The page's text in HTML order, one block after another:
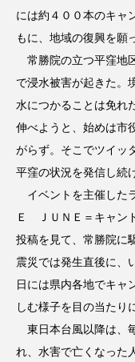
には約４００本のキャ
もに、地域の復興を願
常勝院の立つ平窪地
で浸水被害が起きた。
水につかることは免れ
伸べようと、始めは市
がらず。そこでツイッ
平窪の状況を発信し続
イベントを主催した
Ｅ ＪＵＮＥ＝キャン
投稿を見て、常勝院に
震災では発生直後に、
日には県内各地でキャ
しむ様子を目の当たり
東日本台風以降は、
れ、水害で亡くなった